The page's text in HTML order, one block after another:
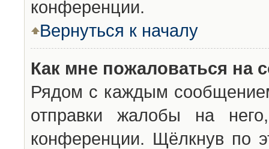
конференции.
Вернуться к началу
Как мне пожаловаться на
Рядом с каждым
отправки жалобы на
конференции. Щёлкнув по